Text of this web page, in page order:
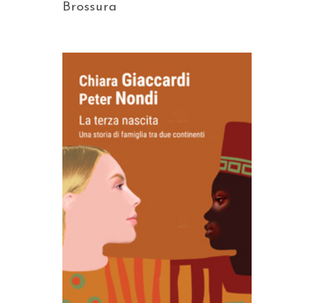
Brossura
AGGIUNGI AL CARRELLO